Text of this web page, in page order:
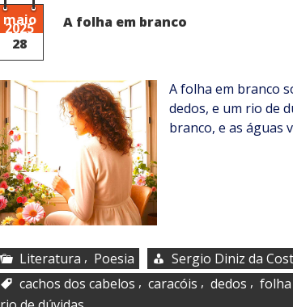
maio
2025
28
A folha em branco
A folha em branco
dedos, e um rio de
branco, e as águas
Literatura , Poesia
Sergio Diniz da
cachos dos cabelos , caracóis , dedos ,